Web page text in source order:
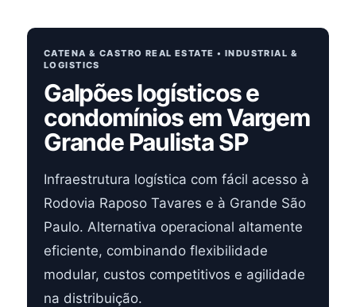
CATENA & CASTRO REAL ESTATE • INDUSTRIAL &
LOGISTICS
Galpões logísticos e
condomínios em Vargem
Grande Paulista SP
Infraestrutura logística com fácil acesso à
Rodovia Raposo Tavares e à Grande São
Paulo. Alternativa operacional altamente
eficiente, combinando flexibilidade
modular, custos competitivos e agilidade
na distribuição.